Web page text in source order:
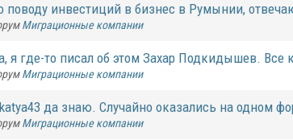
поводу инвестиций в бизнес в Румынии,
Миграционные компании
я где-то писал об этом Захар Подкидышев. Все
Миграционные компании
да знаю. Случайно оказались на одном
Миграционные компании